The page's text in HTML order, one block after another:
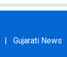
Gujarati News